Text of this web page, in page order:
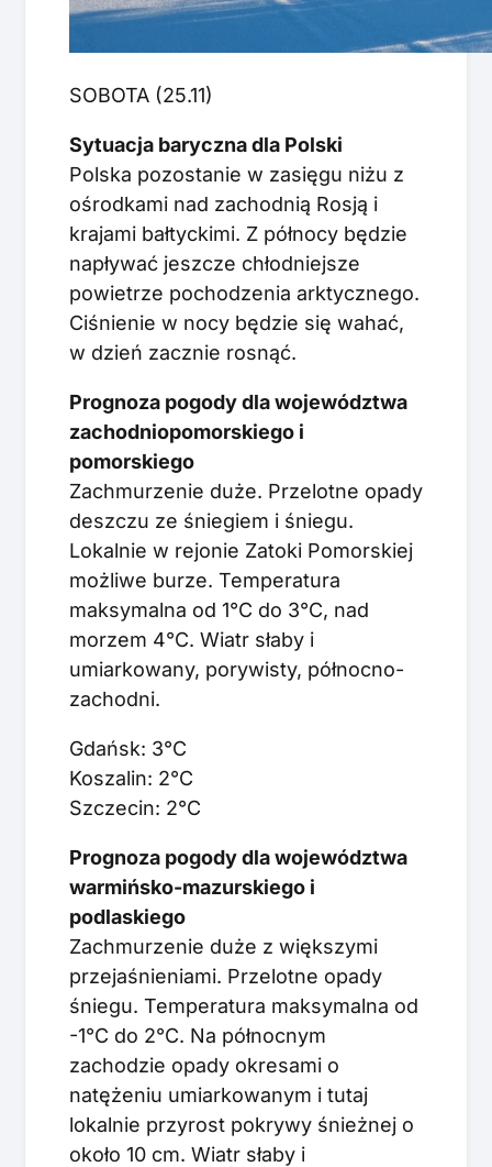
SOBOTA (25.11)
Sytuacja baryczna dla Polski
Polska pozostanie w zasięgu niżu z
ośrodkami nad zachodnią Rosją i
krajami bałtyckimi. Z północy będzie
napływać jeszcze chłodniejsze
powietrze pochodzenia arktycznego.
Ciśnienie w nocy będzie się wahać,
w dzień zacznie rosnąć.
Prognoza pogody dla województwa
zachodniopomorskiego i
pomorskiego
Zachmurzenie duże. Przelotne opady
deszczu ze śniegiem i śniegu.
Lokalnie w rejonie Zatoki Pomorskiej
możliwe burze. Temperatura
maksymalna od 1°C do 3°C, nad
morzem 4°C. Wiatr słaby i
umiarkowany, porywisty, północno-
zachodni.
Gdańsk: 3°C
Koszalin: 2°C
Szczecin: 2°C
Prognoza pogody dla województwa
warmińsko-mazurskiego i
podlaskiego
Zachmurzenie duże z większymi
przejaśnieniami. Przelotne opady
śniegu. Temperatura maksymalna od
-1°C do 2°C. Na północnym
zachodzie opady okresami o
natężeniu umiarkowanym i tutaj
lokalnie przyrost pokrywy śnieżnej o
około 10 cm. Wiatr słaby i